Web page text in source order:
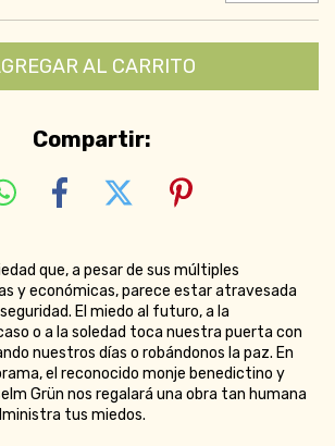
Compartir:
que, a pesar de sus múltiples
y económicas, parece estar atravesada
El miedo al futuro, a la
o a la soledad toca nuestra puerta con
nuestros días o robándonos la paz. En
el reconocido monje benedictino y
Grün nos regalará una obra tan humana
tus miedos.